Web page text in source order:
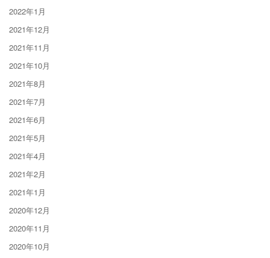
2022年1月
2021年12月
2021年11月
2021年10月
2021年8月
2021年7月
2021年6月
2021年5月
2021年4月
2021年2月
2021年1月
2020年12月
2020年11月
2020年10月